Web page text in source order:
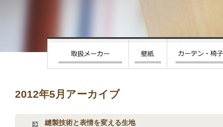
2012年5月アーカイブ
縫製技術と表情を変える生地